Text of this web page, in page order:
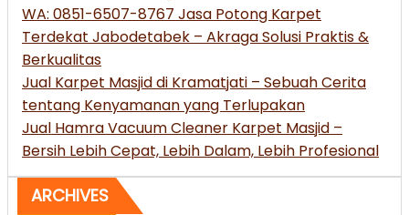
WA: 0851-6507-8767 Jasa Potong Karpet
Terdekat Jabodetabek – Akraga Solusi Praktis &
Berkualitas
Jual Karpet Masjid di Kramatjati – Sebuah Cerita
tentang Kenyamanan yang Terlupakan
Jual Hamra Vacuum Cleaner Karpet Masjid –
Bersih Lebih Cepat, Lebih Dalam, Lebih Profesional
ARCHIVES